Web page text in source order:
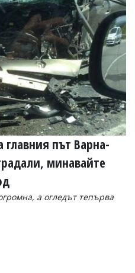
главния път Варна-
минавайте
а огледът тепърва